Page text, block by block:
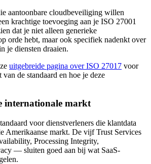
aantoonbare cloudbeveiliging willen
krachtige toevoeging aan je ISO 27001
dat je niet alleen generieke
orde hebt, maar ook specifiek nadenkt over
je diensten draaien.
uitgebreide pagina over ISO 27017 voor
de standaard en hoe je deze
internationale markt
voor dienstverleners die klantdata
Amerikaanse markt. De vijf Trust Services
Processing Integrity,
— sluiten goed aan bij wat SaaS-